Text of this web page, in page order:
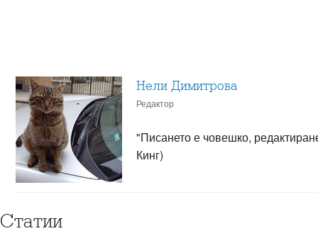
Нели Димитрова
Редактор
"Писането е човешко,
Кинг)
Статии